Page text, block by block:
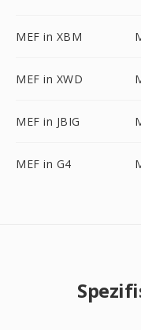
MEF in XBM
MEF in XWD
MEF in JBIG
MEF in G4